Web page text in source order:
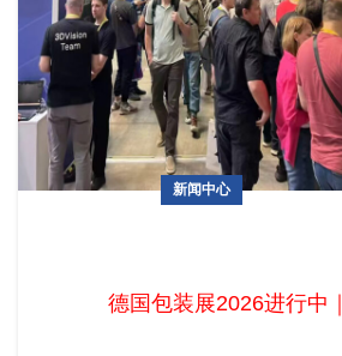
新闻中心
德国包装展2026进行中